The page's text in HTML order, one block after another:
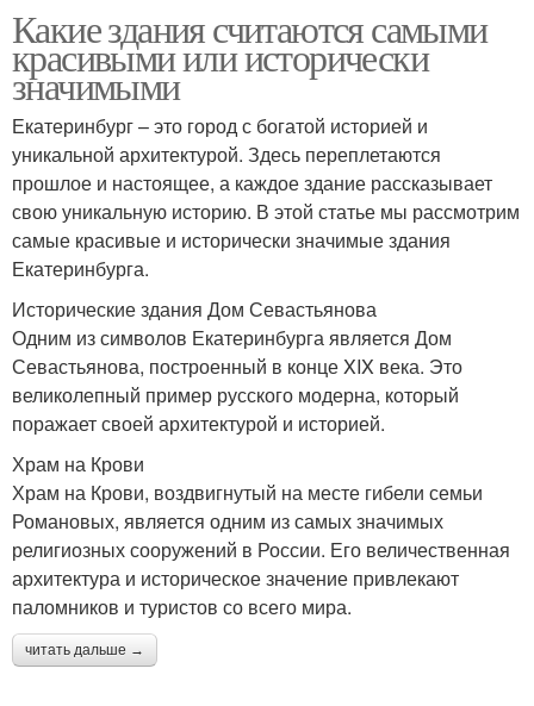
Какие здания считаются самыми
красивыми или исторически
значимыми
Екатеринбург – это город с богатой историей и
уникальной архитектурой. Здесь переплетаются
прошлое и настоящее, а каждое здание рассказывает
свою уникальную историю. В этой статье мы рассмотрим
самые красивые и исторически значимые здания
Екатеринбурга.
Исторические здания Дом Севастьянова
Одним из символов Екатеринбурга является Дом
Севастьянова, построенный в конце XIX века. Это
великолепный пример русского модерна, который
поражает своей архитектурой и историей.
Храм на Крови
Храм на Крови, воздвигнутый на месте гибели семьи
Романовых, является одним из самых значимых
религиозных сооружений в России. Его величественная
архитектура и историческое значение привлекают
паломников и туристов со всего мира.
читать дальше →